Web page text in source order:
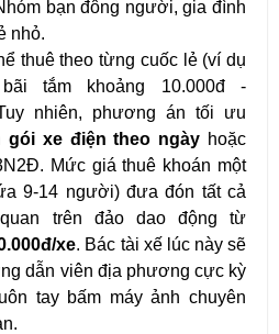
bạn đông người, gia đình
nhỏ.
thuê theo từng cuốc lẻ (ví dụ
tắm khoảng 10.000đ -
nhiên, phương án tối ưu
gói xe điện theo ngày hoặc
Mức giá thuê khoán một
9-14 người) đưa đón tất cả
xe. Bác tài xế lúc này sẽ
dẫn viên địa phương cực kỳ
tay bấm máy ảnh chuyên